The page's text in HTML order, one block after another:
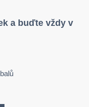
a buďte vždy v